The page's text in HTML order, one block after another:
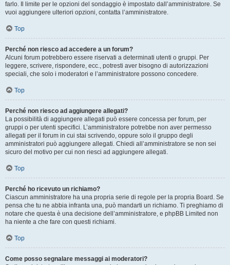
farlo. Il limite per le opzioni del sondaggio è impostato dall’amministratore. Se
vuoi aggiungere ulteriori opzioni, contatta l’amministratore.
Top
Perché non riesco ad accedere a un forum?
Alcuni forum potrebbero essere riservati a determinati utenti o gruppi. Per
leggere, scrivere, rispondere, ecc., potresti aver bisogno di autorizzazioni
speciali, che solo i moderatori e l’amministratore possono concedere.
Top
Perché non riesco ad aggiungere allegati?
La possibilità di aggiungere allegati può essere concessa per forum, per
gruppi o per utenti specifici. L’amministratore potrebbe non aver permesso
allegati per il forum in cui stai scrivendo, oppure solo il gruppo degli
amministratori può aggiungere allegati. Chiedi all’amministratore se non sei
sicuro del motivo per cui non riesci ad aggiungere allegati.
Top
Perché ho ricevuto un richiamo?
Ciascun amministratore ha una propria serie di regole per la propria Board. Se
pensa che tu ne abbia infranta una, può mandarti un richiamo. Ti preghiamo di
notare che questa è una decisione dell’amministratore, e phpBB Limited non
ha niente a che fare con questi richiami.
Top
Come posso segnalare messaggi ai moderatori?